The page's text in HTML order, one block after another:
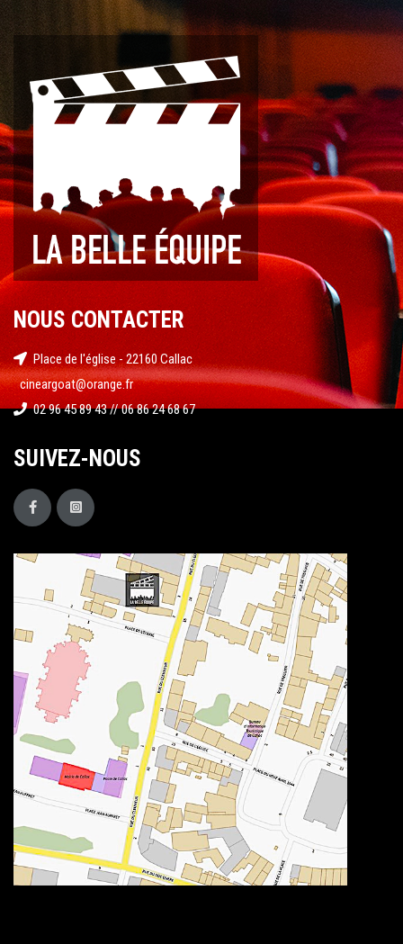
NOUS CONTACTER
Place de l'église - 22160 Callac
cineargoat@orange.fr
02 96 45 89 43 // 06 86 24 68 67
SUIVEZ-NOUS